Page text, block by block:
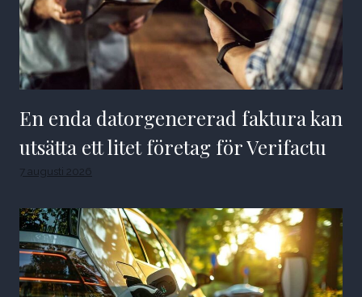
En enda datorgenererad faktura kan
utsätta ett litet företag för Verifactu
7 augusti 2026